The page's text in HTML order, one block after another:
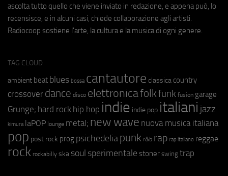
ascolta tutto quello che viene inviato in redazione, e appena può, lo
recensisce, e in alcuni casi, chiede collaborazione agli artisti.
Radiocoop sostiene l'arte, la cultura e la musica di ogni genere.
TAG CLOUD
ambient beat blues bossa cantautore classica country
crossover dance disco elettronicafolkfunk fusion garage
Grunge; hard rock hip hop indie indie pop italiani jazz
kimura laPOP lounge metal; new wave nuova musica italiana
pop post rock prog psichedeliapunk r&b rap rap italiano reggae
rock rockabilly ska soul sperimentale stoner swing trap